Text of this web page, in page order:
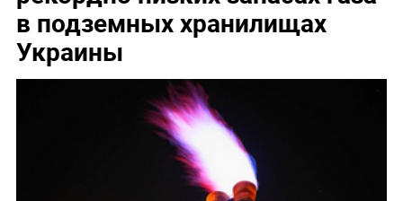
в подземных хранилищах
Украины